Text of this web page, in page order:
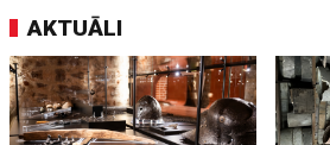
AKTUĀLI